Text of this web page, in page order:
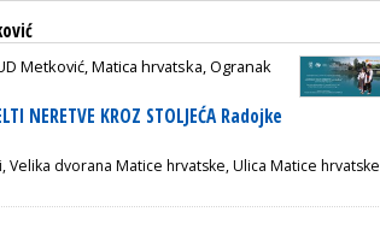
Metković, Matica hrvatska, Ogranak
NERETVE KROZ STOLJEĆA Radojke
Velika dvorana Matice hrvatske, Ulica Matice hrvatske